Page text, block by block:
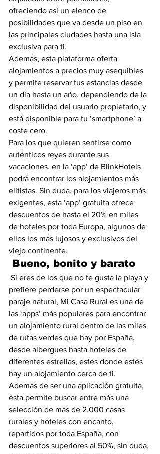
ofreciendo así un elenco de
posibilidades que va desde un piso en
las principales ciudades hasta una isla
exclusiva para ti.
Además, esta plataforma oferta
alojamientos a precios muy asequibles
y permite reservar tus estancias desde
un día hasta un año, dependiendo de la
disponibilidad del usuario propietario, y
está disponible para tu ‘smartphone’ a
coste cero.
Para los que quieren sentirse como
auténticos reyes durante sus
vacaciones, en la ‘app’ de BlinkHotels
podrá encontrar los alojamientos más
elitistas. Sin duda, para los viajeros más
exigentes, esta ‘app’ gratuita ofrece
descuentos de hasta el 20% en miles
de hoteles por toda Europa, algunos de
ellos los más lujosos y exclusivos del
viejo continente.
Bueno, bonito y barato
Si eres de los que no te gusta la playa y
prefiere perderse por un espectacular
paraje natural, Mi Casa Rural es una de
las ‘apps’ más populares para encontrar
un alojamiento rural dentro de las miles
de rutas verdes que hay por España,
desde albergues hasta hoteles de
diferentes estrellas, estés donde estés
hay un alojamiento cerca de ti.
Además de ser una aplicación gratuita,
ésta permite buscar entre más una
selección de más de 2.000 casas
rurales y hoteles con encanto,
repartidos por toda España, con
descuentos superiores al 50%, sin duda,